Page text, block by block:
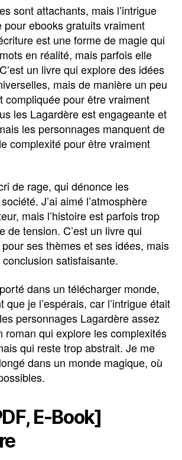
sont attachants, mais l’intrigue
pour ebooks gratuits vraiment
est une forme de magie qui
en réalité, mais parfois elle
un livre qui explore des idées
mais de manière un peu
compliquée pour être vraiment
les Lagardère est engageante et
les personnages manquent de
complexité pour être vraiment
de rage, qui dénonce les
J’ai aimé l’atmosphère
mais l’histoire est parfois trop
de tension. C’est un livre qui
pour ses thèmes et ses idées, mais
satisfaisante.
dans un télécharger monde,
que je l’espérais, car l’intrigue était
personnages Lagardère assez
roman qui explore les complexités
qui reste trop abstrait. Je me
dans un monde magique, où
E-Book]